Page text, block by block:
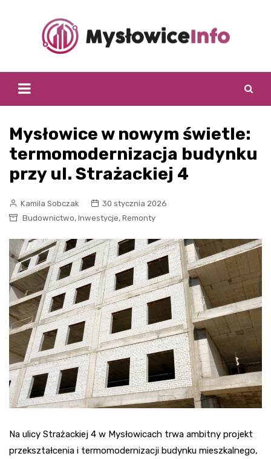
Mysłowice w nowym świetle:
termomodernizacja budynku
przy ul. Strażackiej 4
Kamila Sobczak
30 stycznia 2026
Budownictwo, Inwestycje, Remonty
Na ulicy Strażackiej 4 w Mysłowicach trwa ambitny projekt
przekształcenia i termomodernizacji budynku mieszkalnego,